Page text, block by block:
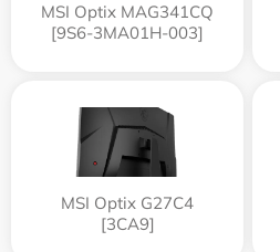
MSI Optix MAG341CQ
[9S6-3MA01H-003]
MSI Optix G27C4
[3CA9]